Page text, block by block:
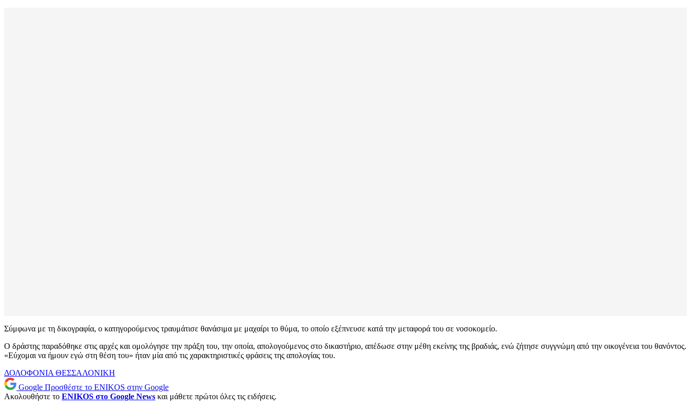
Σύμφωνα με τη δικογραφία, ο κατηγορούμενος τραυμάτισε θανάσιμα με μαχαίρι το θύμα, το οποίο εξέπνευσε κατά την μεταφορά του σε νοσοκομείο.
Ο δράστης παραδόθηκε στις αρχές και ομολόγησε την πράξη του, την οποία, απολογούμενος στο δικαστήριο, απέδωσε στην μέθη εκείνης της βραδιάς, ενώ ζήτησε συγγνώμη από την οικογένεια του θανόντος.
«Εύχομαι να ήμουν εγώ στη θέση του» ήταν μία από τις χαρακτηριστικές φράσεις της απολογίας του.
ΔΟΛΟΦΟΝΙΑ ΘΕΣΣΑΛΟΝΙΚΗ
Google Προσθέστε το ENIKOS στην Google
Ακολουθήστε το ENIKOS στο Google News και μάθετε πρώτοι όλες τις ειδήσεις.